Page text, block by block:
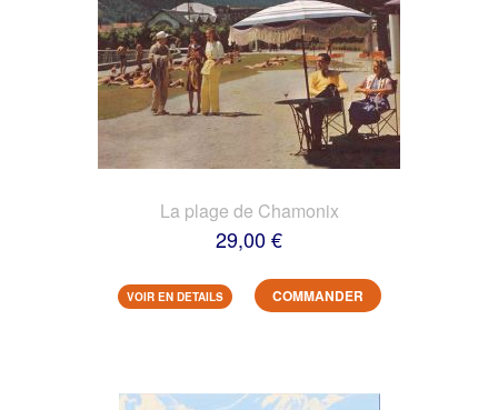
La plage de Chamonix
29,00 €
VOIR EN DETAILS COMMANDER